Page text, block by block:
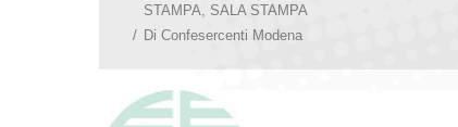
STAMPA
SALA STAMPA
Di Confesercenti Modena